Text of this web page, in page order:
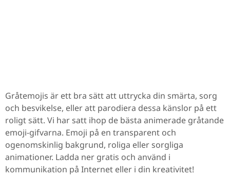
Gråtemojis är ett bra sätt att uttrycka din smärta, sorg
och besvikelse, eller att parodiera dessa känslor på ett
roligt sätt. Vi har satt ihop de bästa animerade gråtande
emoji-gifvarna. Emoji på en transparent och
ogenomskinlig bakgrund, roliga eller sorgliga
animationer. Ladda ner gratis och använd i
kommunikation på Internet eller i din kreativitet!